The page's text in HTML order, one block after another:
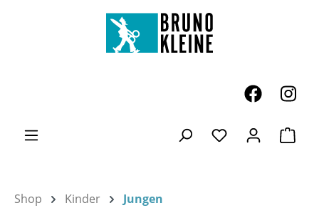
Zum Hauptinhalt springen
Du hast 0
Shop Kinder Jungen